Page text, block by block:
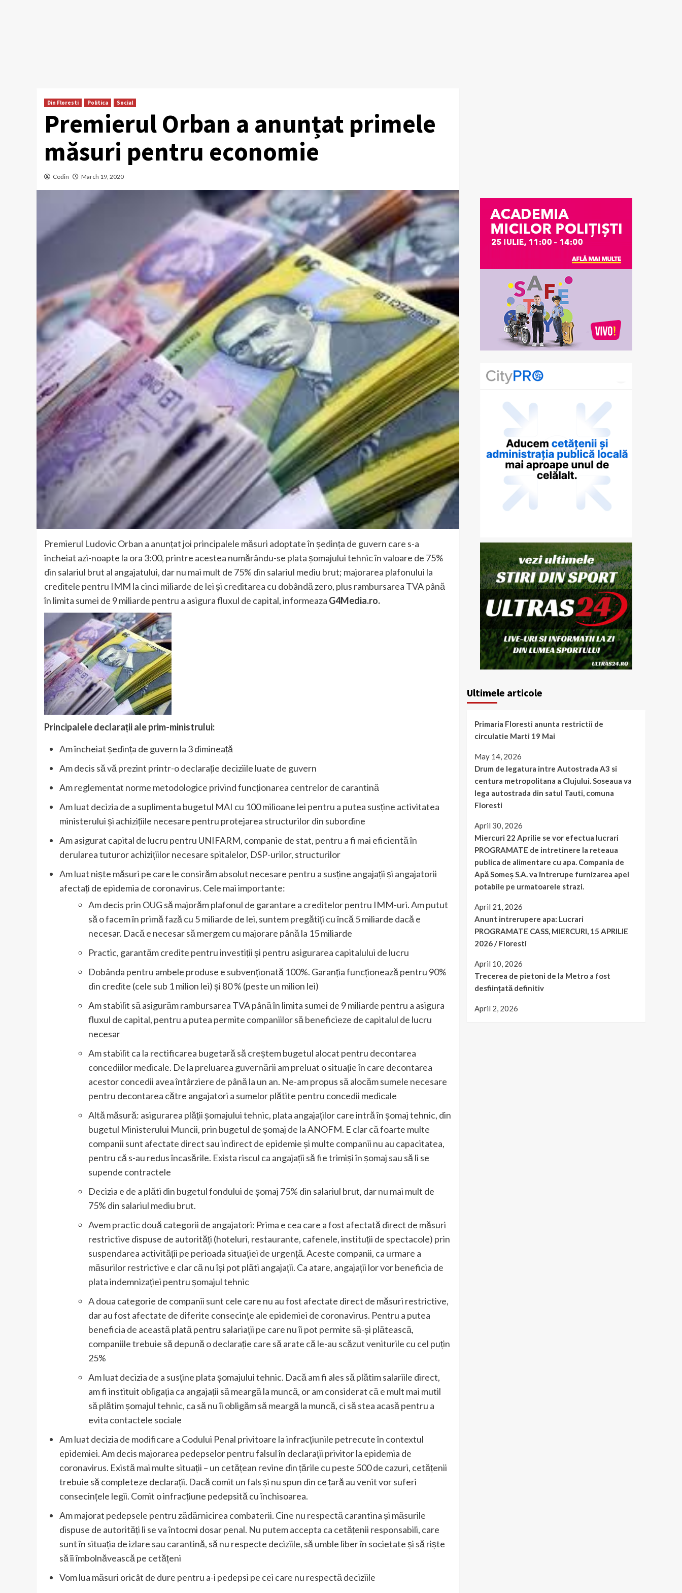
Din Floresti Politica Social
Premierul Orban a anunțat primele
măsuri pentru economie
Codin March 19, 2020
Premierul Ludovic Orban a anunțat joi principalele măsuri adoptate în ședința de guvern care s-a
încheiat azi-noapte la ora 3:00, printre acestea numărându-se plata șomajului tehnic în valoare de 75%
din salariul brut al angajatului, dar nu mai mult de 75% din salariul mediu brut; majorarea plafonului la
creditele pentru IMM la cinci miliarde de lei și creditarea cu dobândă zero, plus rambursarea TVA până
în limita sumei de 9 miliarde pentru a asigura fluxul de capital, informeaza G4Media.ro.
Principalele declarații ale prim-ministrului:
Am încheiat ședința de guvern la 3 dimineață
Am decis să vă prezint printr-o declarație deciziile luate de guvern
Am reglementat norme metodologice privind funcționarea centrelor de carantină
Am luat decizia de a suplimenta bugetul MAI cu 100 milioane lei pentru a putea susține activitatea
ministerului și achizițiile necesare pentru protejarea structurilor din subordine
Am asigurat capital de lucru pentru UNIFARM, companie de stat, pentru a fi mai eficientă în
derularea tuturor achizițiilor necesare spitalelor, DSP-urilor, structurilor
Am luat niște măsuri pe care le consirăm absolut necesare pentru a susține angajații și angajatorii
afectați de epidemia de coronavirus. Cele mai importante:
Am decis prin OUG să majorăm plafonul de garantare a creditelor pentru IMM-uri. Am putut
să o facem în primă fază cu 5 miliarde de lei, suntem pregătiți cu încă 5 miliarde dacă e
necesar. Dacă e necesar să mergem cu majorare până la 15 miliarde
Practic, garantăm credite pentru investiții și pentru asigurarea capitalului de lucru
Dobânda pentru ambele produse e subvenționată 100%. Garanția funcționează pentru 90%
din credite (cele sub 1 milion lei) și 80 % (peste un milion lei)
Am stabilit să asigurăm rambursarea TVA până în limita sumei de 9 miliarde pentru a asigura
fluxul de capital, pentru a putea permite companiilor să beneficieze de capitalul de lucru
necesar
Am stabilit ca la rectificarea bugetară să creștem bugetul alocat pentru decontarea
concediilor medicale. De la preluarea guvernării am preluat o situație în care decontarea
acestor concedii avea întârziere de până la un an. Ne-am propus să alocăm sumele necesare
pentru decontarea către angajatori a sumelor plătite pentru concedii medicale
Altă măsură: asigurarea plății șomajului tehnic, plata angajaților care intră în șomaj tehnic, din
bugetul Ministerului Muncii, prin bugetul de șomaj de la ANOFM. E clar că foarte multe
companii sunt afectate direct sau indirect de epidemie și multe companii nu au capacitatea,
pentru că s-au redus încasările. Exista riscul ca angajații să fie trimiși în șomaj sau să li se
supende contractele
Decizia e de a plăti din bugetul fondului de șomaj 75% din salariul brut, dar nu mai mult de
75% din salariul mediu brut.
Avem practic două categorii de angajatori: Prima e cea care a fost afectată direct de măsuri
restrictive dispuse de autorități (hoteluri, restaurante, cafenele, instituții de spectacole) prin
suspendarea activității pe perioada situației de urgență. Aceste companii, ca urmare a
măsurilor restrictive e clar că nu își pot plăti angajații. Ca atare, angajații lor vor beneficia de
plata indemnizației pentru șomajul tehnic
A doua categorie de companii sunt cele care nu au fost afectate direct de măsuri restrictive,
dar au fost afectate de diferite consecințe ale epidemiei de coronavirus. Pentru a putea
beneficia de această plată pentru salariații pe care nu îi pot permite să-și plătească,
companiile trebuie să depună o declarație care să arate că le-au scăzut veniturile cu cel puțin
25%
Am luat decizia de a susține plata șomajului tehnic. Dacă am fi ales să plătim salariile direct,
am fi instituit obligația ca angajații să meargă la muncă, or am considerat că e mult mai mutil
să plătim șomajul tehnic, ca să nu îi obligăm să meargă la muncă, ci să stea acasă pentru a
evita contactele sociale
Am luat decizia de modificare a Codului Penal privitoare la infracțiunile petrecute în contextul
epidemiei. Am decis majorarea pedepselor pentru falsul în declarații privitor la epidemia de
coronavirus. Există mai multe situații – un cetățean revine din țările cu peste 500 de cazuri, cetățenii
trebuie să completeze declarații. Dacă comit un fals și nu spun din ce țară au venit vor suferi
consecințele legii. Comit o infracțiune pedepsită cu închisoarea.
Am majorat pedepsele pentru zădărnicirea combaterii. Cine nu respectă carantina și măsurile
dispuse de autorități li se va întocmi dosar penal. Nu putem accepta ca cetățenii responsabili, care
sunt în situația de izlare sau carantină, să nu respecte deciziile, să umble liber în societate și să riște
să îi îmbolnăvească pe cetățeni
Vom lua măsuri oricât de dure pentru a-i pedepsi pe cei care nu respectă deciziile
Ultimele articole
Primaria Floresti anunta restrictii de
circulatie Marti 19 Mai
May 14, 2026
Drum de legatura intre Autostrada A3 si
centura metropolitana a Clujului. Soseaua va
lega autostrada din satul Tauti, comuna
Floresti
April 30, 2026
Miercuri 22 Aprilie se vor efectua lucrari
PROGRAMATE de intretinere la reteaua
publica de alimentare cu apa. Compania de
Apă Someș S.A. va întrerupe furnizarea apei
potabile pe urmatoarele strazi.
April 21, 2026
Anunt intrerupere apa: Lucrari
PROGRAMATE CASS, MIERCURI, 15 APRILIE
2026 / Floresti
April 10, 2026
Trecerea de pietoni de la Metro a fost
desființată definitiv
April 2, 2026